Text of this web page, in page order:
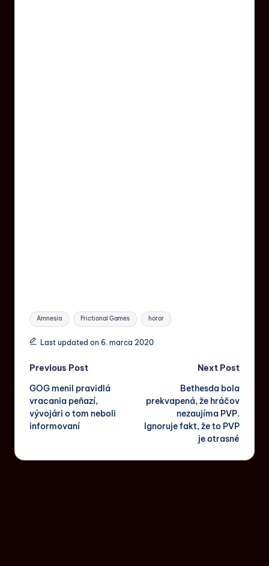
Amnesia Frictional Games horor
Last updated on 6. marca 2020
Previous Post
GOG menil pravidlá
vracania peňazí,
vývojári o tom neboli
informovaní
Next Post
Bethesda bola
prekvapená, že hráčov
nezaujíma PVP.
Ignoruje fakt, že to PVP
je otrasné